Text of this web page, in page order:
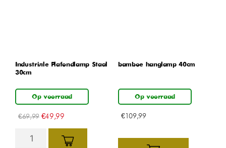
Industriële Plafondlamp Staal
30cm
Op voorraad
€69,99 €49,99
bamboe hanglamp 40cm
Op voorraad
€109,99